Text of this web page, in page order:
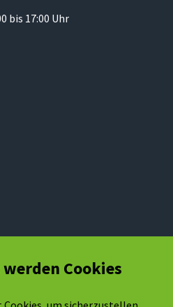
Cookies
bis 17:00 Uhr